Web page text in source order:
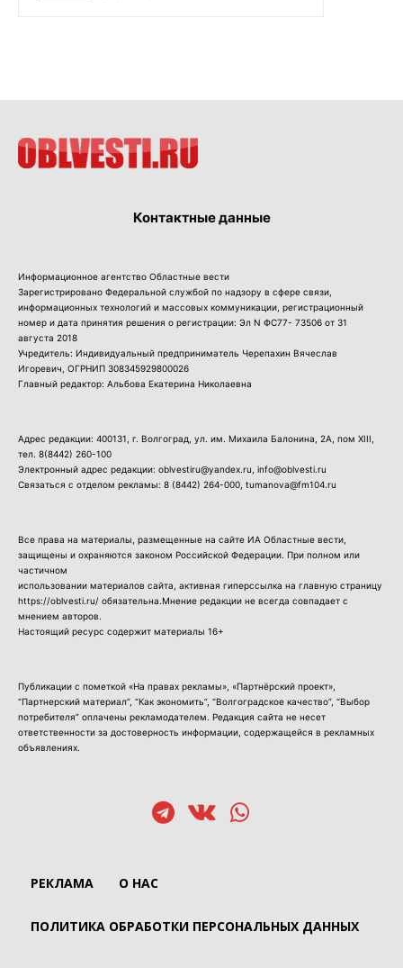
Контактные данные
Информационное агентство Областные вести
Зарегистрировано Федеральной службой по надзору в сфере связи,
информационных технологий и массовых коммуникации, регистрационный
номер и дата принятия решения о регистрации: Эл N ФС77- 73506 от 31
августа 2018
Учредитель: Индивидуальный предприниматель Черепахин Вячеслав
Игоревич, ОГРНИП 308345929800026
Главный редактор: Альбова Екатерина Николаевна
Адрес редакции: 400131, г. Волгоград, ул. им. Михаила Балонина, 2А, пом XIII,
тел. 8(8442) 260-100
Электронный адрес редакции: oblvestiru@yandex.ru, info@oblvesti.ru
Связаться с отделом рекламы: 8 (8442) 264-000 , tumanova@fm104.ru
Все права на материалы, размещенные на сайте ИА Областные вести,
защищены и охраняются законом Российской Федерации. При полном или
частичном
использовании материалов сайта, активная гиперссылка на главную страницу
https://oblvesti.ru/ обязательна.Мнение редакции не всегда совпадает с
мнением авторов.
Настоящий ресурс содержит материалы 16+
Публикации с пометкой «На правах рекламы», «Партнёрский проект»,
“Партнерский материал”, “Как экономить”, “Волгоградское качество”, “Выбор
потребителя” оплачены рекламодателем. Редакция сайта не несет
ответственности за достоверность информации, содержащейся в рекламных
объявлениях.
РЕКЛАМА О НАС
ПОЛИТИКА ОБРАБОТКИ ПЕРСОНАЛЬНЫХ ДАННЫХ